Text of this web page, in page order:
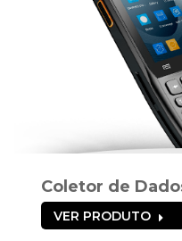
Coletor de
VER PRODUTO